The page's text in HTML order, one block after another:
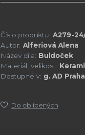
Číslo produktu: A279-
Autor: Alferiová Alena
Název díla: Buldoček
Materiál, velikost:
Dostupné v: g. AD Praha
Do oblíbených